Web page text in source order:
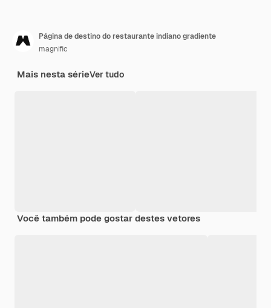
Página de destino do restaurante indiano gradiente
magnific
Mais nesta sérieVer tudo
Você também pode gostar destes vetores